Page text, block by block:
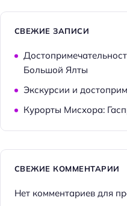
Способ оплаты: онлайн
Способ оплаты:
Цена номера (ночь):
Парковка
Бесплатная
СВЕЖИЕ ЗАПИСИ
Большой Ялты
Экскурсии и
Курорты Мисхора:
СВЕЖИЕ КОММЕНТАРИИ
Нет комментариев для